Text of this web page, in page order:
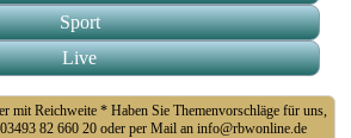
Sport
Live
mit Reichweite * Haben Sie Themenvorschläge für uns,
82 660 20 oder per Mail an info@rbwonline.de